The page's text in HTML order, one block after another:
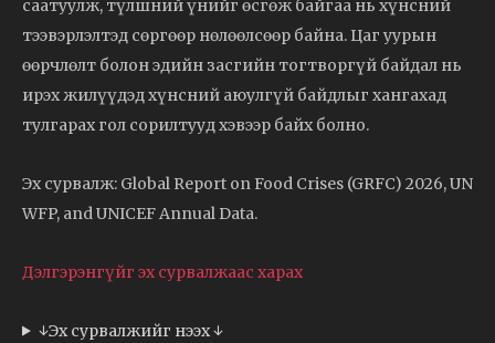
саатуулж, түлшний үнийг өсгөж байгаа нь хүнсний
тээвэрлэлтэд сөргөөр нөлөөлсөөр байна. Цаг уурын
өөрчлөлт болон эдийн засгийн тогтворгүй байдал нь
ирэх жилүүдэд хүнсний аюулгүй байдлыг хангахад
тулгарах гол сорилтууд хэвээр байх болно.
Эх сурвалж: Global Report on Food Crises (GRFC) 2026, UN
WFP, and UNICEF Annual Data.
Дэлгэрэнгүйг эх сурвалжаас харах
↓Эх сурвалжийг нээх ↓